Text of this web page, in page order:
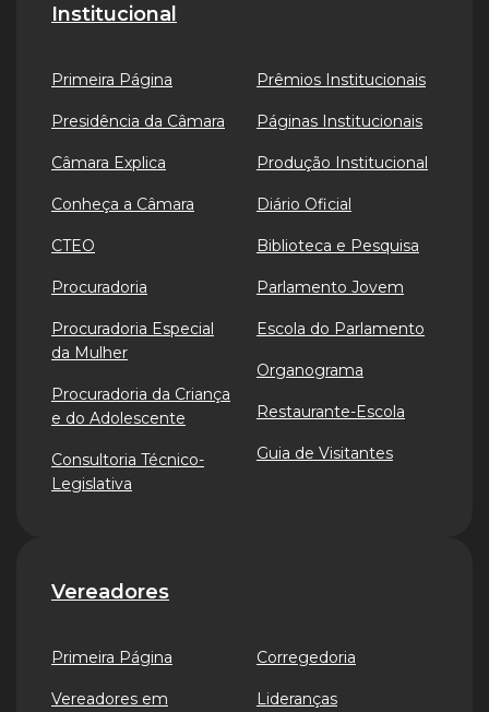
Institucional
Primeira Página
Presidência da Câmara
Câmara Explica
Conheça a Câmara
CTEO
Procuradoria
Procuradoria Especial
da Mulher
Procuradoria da Criança
e do Adolescente
Consultoria Técnico-
Legislativa
Prêmios Institucionais
Páginas Institucionais
Produção Institucional
Diário Oficial
Biblioteca e Pesquisa
Parlamento Jovem
Escola do Parlamento
Organograma
Restaurante-Escola
Guia de Visitantes
Vereadores
Primeira Página
Vereadores em
Corregedoria
Lideranças